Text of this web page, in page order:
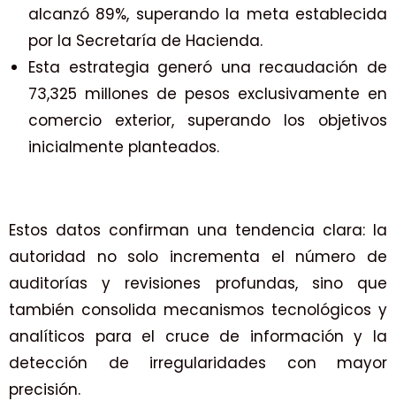
alcanzó 89%, superando la meta establecida
por la Secretaría de Hacienda.
Esta estrategia generó una recaudación de
73,325 millones de pesos exclusivamente en
comercio exterior, superando los objetivos
inicialmente planteados.
Estos datos confirman una tendencia clara: la
autoridad no solo incrementa el número de
auditorías y revisiones profundas, sino que
también consolida mecanismos tecnológicos y
analíticos para el cruce de información y la
detección de irregularidades con mayor
precisión.